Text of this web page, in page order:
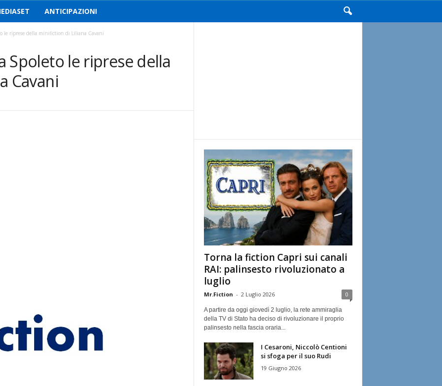
ANTICIPAZIONI
le riprese della minifiction di Liliana Cavani
Spoleto le riprese della
Cavani
Torna la fiction Capri sui canali
RAI: palinsesto rivoluzionato a
luglio
Mr.Fiction - 2 Luglio 2026 0
A partire da oggi giovedì 2 luglio, la rete ammiraglia
della TV di Stato ha deciso di rivoluzionare il proprio
palinsesto nella fascia oraria...
I Cesaroni, Niccolò Centioni
si sfoga per il suo Rudi
19 Giugno 2026